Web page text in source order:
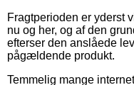
Fragtperioden er yderst
nu og her, og af den
efterser den anslåede
pågældende produkt.
Temmelig mange